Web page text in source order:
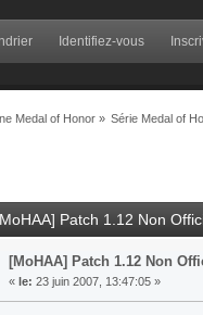
Identifiez-vous
Medal of Honor» Série Medal of
Patch 1.12 Non
[MoHAA] Patch 1.12 Non
« le: 23 juin 2007, 13:47:05 »